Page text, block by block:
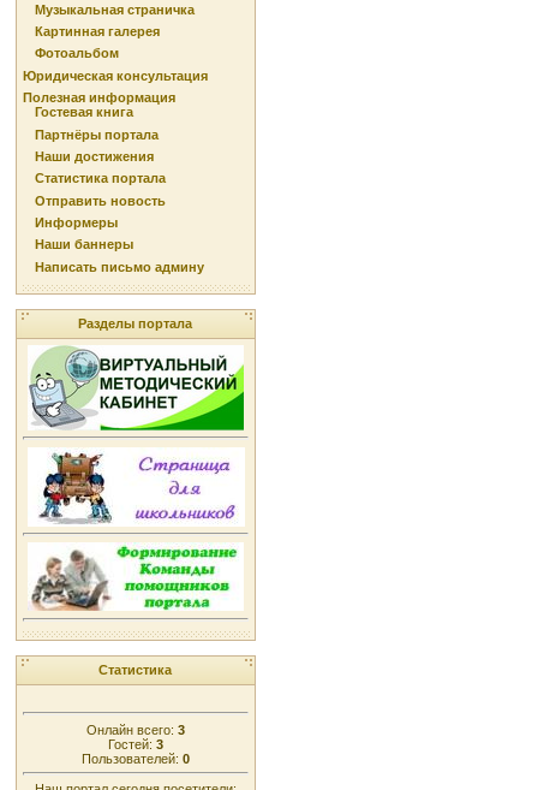
Музыкальная страничка
Картинная галерея
Фотоальбом
Юридическая консультация
Полезная информация
Гостевая книга
Партнёры портала
Наши достижения
Статистика портала
Отправить новость
Информеры
Наши баннеры
Написать письмо админу
Разделы портала
Статистика
Онлайн всего: 3
Гостей: 3
Пользователей: 0